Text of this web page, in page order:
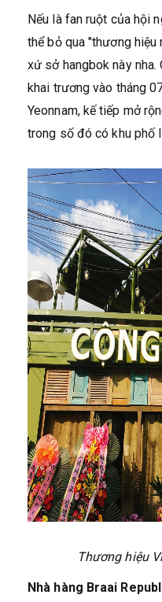
Nếu là fan ruột của hội
thể bỏ qua "thương
xứ sở hangbok này
khai trương vào tháng
Yeonnam, kế tiếp mở
trong số đó có khu phố
Thương hiệu
Nhà hàng Braai